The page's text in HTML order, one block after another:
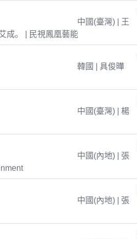
中國(臺灣) | 王
成。 | 民視鳳凰藝能
韓國 | 具俊曄
中國(臺灣) | 楊
中國(內地) | 張
中國(內地) | 張